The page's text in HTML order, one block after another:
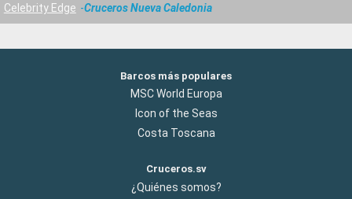
Celebrity Edge
Cruceros Nueva Caledonia
Barcos más populares
MSC World Europa
Icon of the Seas
Costa Toscana
Cruceros.sv
¿Quiénes somos?